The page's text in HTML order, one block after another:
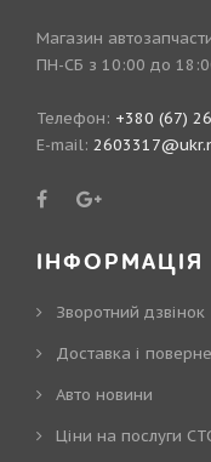
Магазин
ПН-СБ з 10:00 до
Телефон: +380 (67)
E-mail:
ІНФОРМАЦІЯ
Зворотний дзвінок
Доставка і
Авто новини
Ціни на послуги